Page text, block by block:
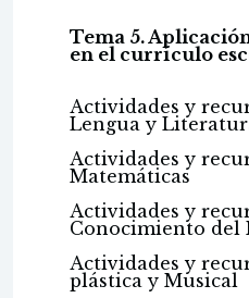
Tema 5.
en el currículo
Actividades y
Lengua y
Actividades y
Matemáticas
Actividades y
Conocimiento del
Actividades y
plástica y Musical